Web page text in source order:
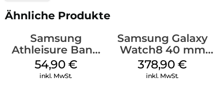
Ähnliche Produkte
Samsung
Athleisure Band
(S/M) Galaxy
Watch8/Watch8
54,90 €
inkl. MwSt.
Samsung Galaxy
Watch8 40 mm
Graphite
378,90€
inkl. MwSt.